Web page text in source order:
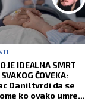
JE IDEALNA SMRT
ČOVEKA:
Danil tvrdi da se
ko ovako umre